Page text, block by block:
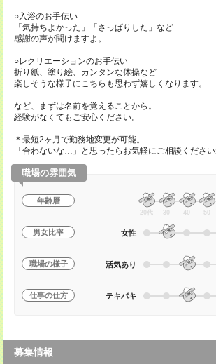
○入浴のお手伝い
「気持ちよかった」「さっぱりした」など
感謝の声が聞けますよ。
○レクリエーションのお手伝い
折り紙、塗り絵、カンタンな体操など
楽しそうな様子にこちらも思わず嬉しくなります。
など、まずは名前を覚えることから。
経験がなくてもご安心ください。
＊最短2ヶ月で勤務地変更が可能。
「合わないな…」と思ったらお気軽にご相談ください
職場の雰囲気
年齢層
20代 30 40 50
男女比率 女性
職場の様子 活気あり
仕事の仕方 テキパキ
募集情報